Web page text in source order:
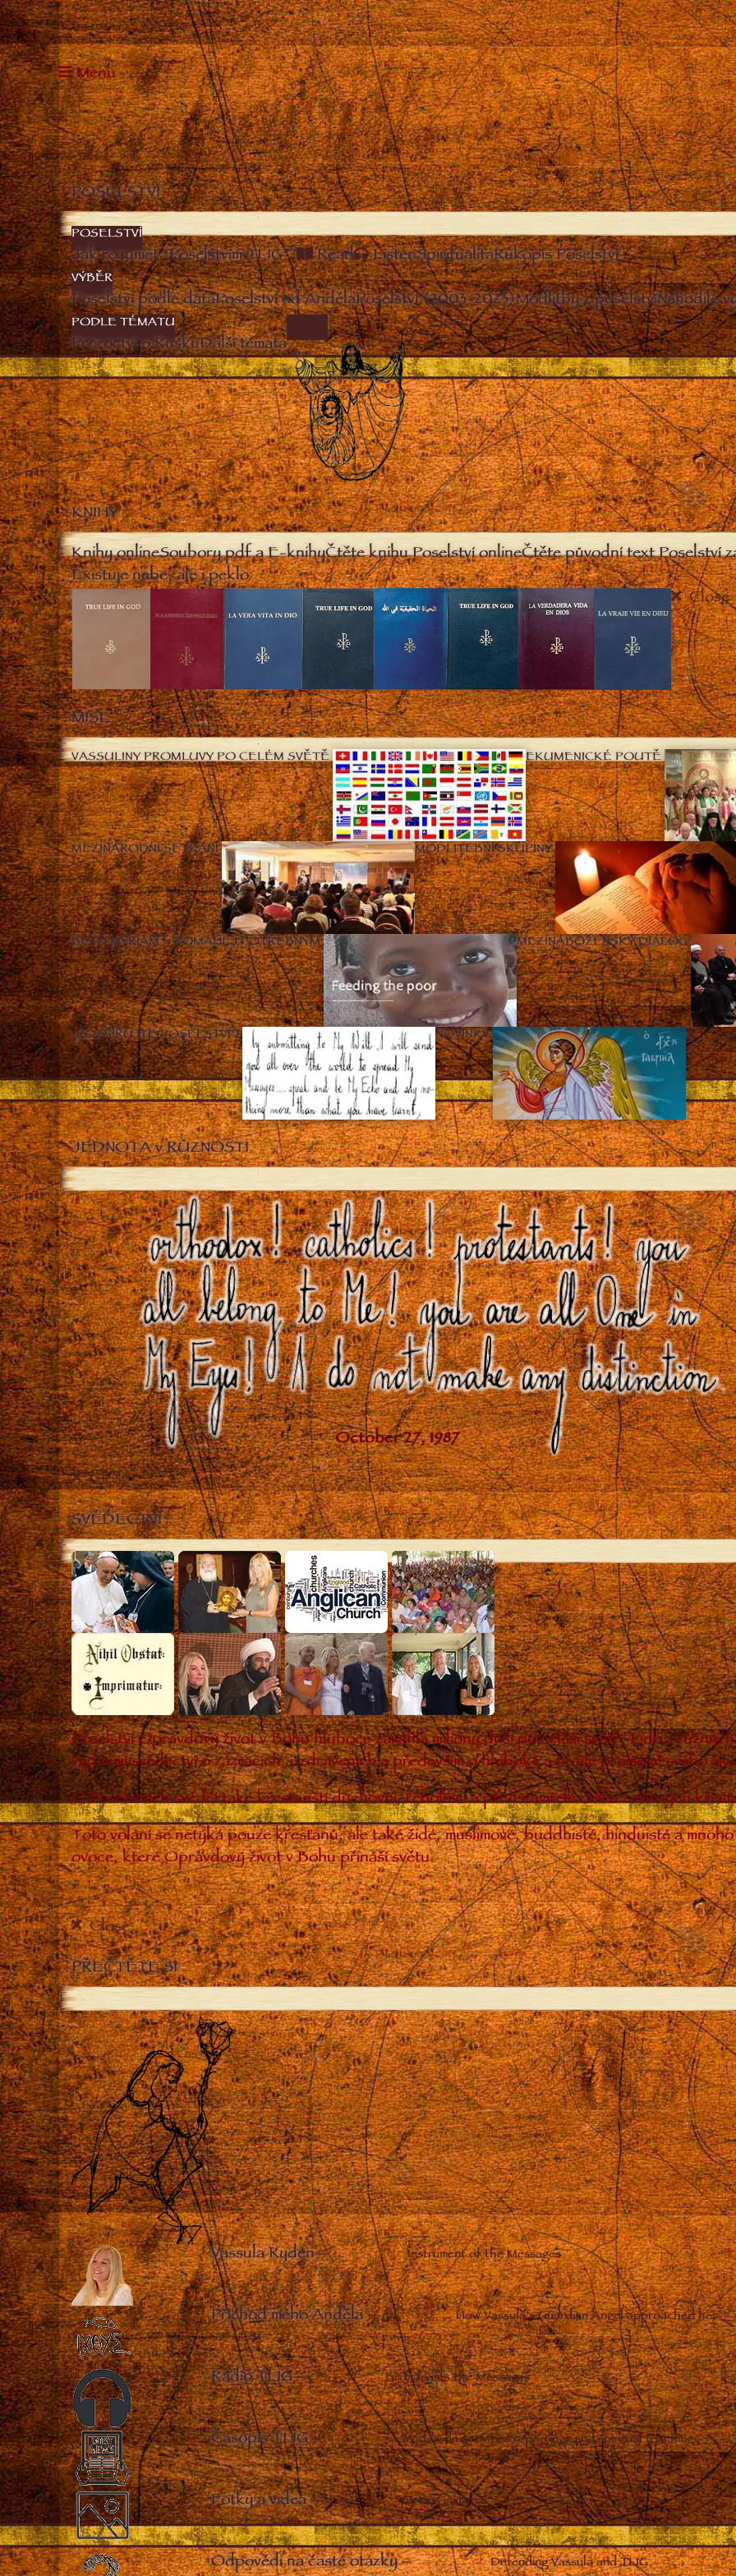
Menu
POSELSTVÍ
POSELSTVÍ
Jak rozumět “Poselstvím TLIG”? Read ListenSpiritualitaRukopis Poselství
VÝBĚR
Poselství podle dataPoselství od AndělaPoselství (2003-2023)Modlitby z poselstvíNahodile
PODLE TÉMATU
Proroctví o RuskuDalší témata
Close
KNIHY
Knihy onlineSoubory pdf a E-knihyČtěte knihu Poselství onlineČtěte původní text Poselství
Existuje nebe, ale i peklo
Close
MISE
VASSULINY PROMLUVY PO CELÉM SVĚTĚ EKUMENICKÉ POUTĚ
MEZINÁRODNÍ SETKÁNÍ MODLITEBNÍ SKUPINY
BETH MYRIAM – POMÁHEJ POTŘEBNÝM MEZINÁBOŽENSKÝ DIALOG
„ROZŠIŘUJTE POSELSTVÍ“! NOVINKY
JEDNOTA v RŮZNOSTI
Close
SVĚDECTVÍ
Poselství Opravdový život v Bohu hluboce zasáhla miliony duší po celém světě. Lidé z
vydávají svědectví o zázracích, uzdraveních a především o hluboké a trvalé proměně svého
O Poselstvích svědčí také křesťanští duchovní, řeholníci a představitelé církví z různých
Toto volání se netýká pouze křesťanů, ale také židé, muslimové, buddhisté, hinduisté a
ovoce, které Opravdový život v Bohu přináší světu.
Close
PŘEČTĚTE SI
Vassula Rydén– Instrument of the Messages
Příchod mého Anděla– How Vassula’s Guardian Angel approached her
Rádio TLIG– Broadcasts the Messages
Časopis TLIG– Worldwide activities reportings and spiritual teachings
Fotky a videa– Various material
Odpovědi na časté otázky– Defending Vassula and TLIG